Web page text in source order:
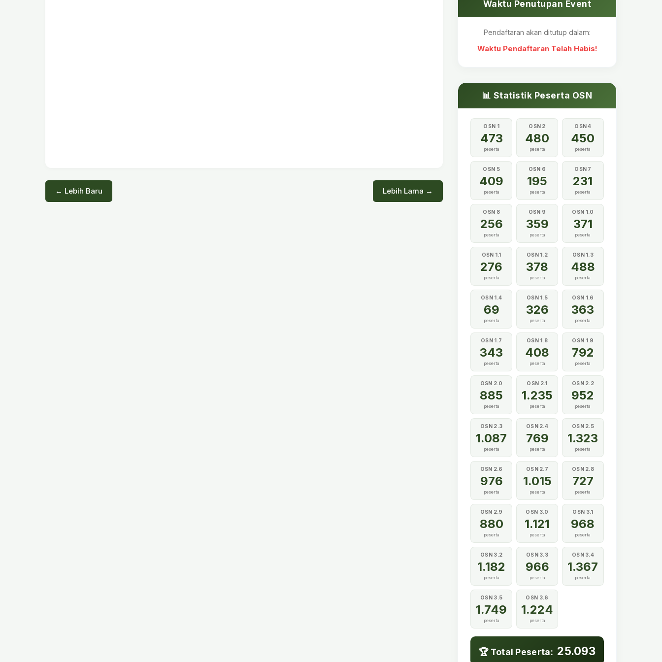
← Lebih Baru Lebih Lama →
Waktu Penutupan Event
Pendaftaran akan ditutup dalam:
Waktu Pendaftaran Telah Habis!
📊 Statistik Peserta OSN
OSN 1
473
peserta
OSN 2
480
peserta
OSN 4
450
peserta
OSN 5
409
peserta
OSN 6
195
peserta
OSN 7
231
peserta
OSN 8
256
peserta
OSN 9
359
peserta
OSN 1.0
371
peserta
OSN 1.1
276
peserta
OSN 1.2
378
peserta
OSN 1.3
488
peserta
OSN 1.4
69
peserta
OSN 1.5
326
peserta
OSN 1.6
363
peserta
OSN 1.7
343
peserta
OSN 1.8
408
peserta
OSN 1.9
792
peserta
OSN 2.0
885
peserta
OSN 2.1
1.235
peserta
OSN 2.2
952
peserta
OSN 2.3
1.087
peserta
OSN 2.4
769
peserta
OSN 2.5
1.323
peserta
OSN 2.6
976
peserta
OSN 2.7
1.015
peserta
OSN 2.8
727
peserta
OSN 2.9
880
peserta
OSN 3.0
1.121
peserta
OSN 3.1
968
peserta
OSN 3.2
1.182
peserta
OSN 3.3
966
peserta
OSN 3.4
1.367
peserta
OSN 3.5
1.749
peserta
OSN 3.6
1.224
peserta
🏆 Total Peserta: 25.093